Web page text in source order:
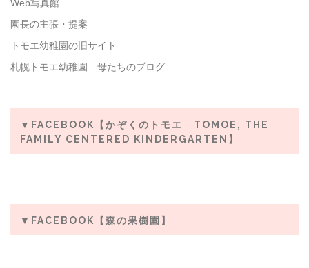
Web写真館
園長の主張・提案
トモエ幼稚園の旧サイト
札幌トモエ幼稚園 母たちのブログ
▼FACEBOOK【かぞくのトモエ TOMOE, THE
FAMILY CENTERED KINDERGARTEN】
▼FACEBOOK【森の果樹園】